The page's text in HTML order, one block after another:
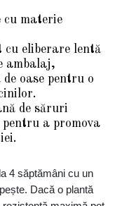
cu materie
eliberare lentă
ambalaj,
oase pentru o
de săruri
a promova
4 săptămâni cu un
Dacă o plantă